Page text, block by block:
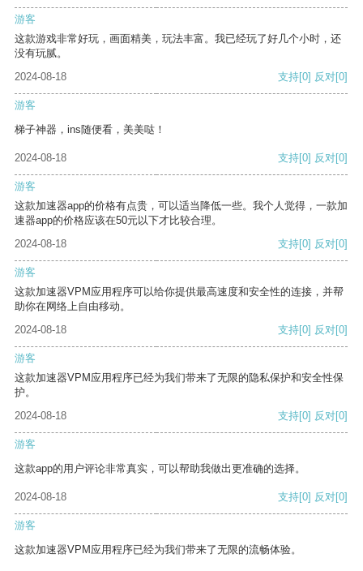
游客
这款游戏非常好玩，画面精美，玩法丰富。我已经玩了好几个小时，还
没有玩腻。
2024-08-18
支持[0] 反对[0]
游客
梯子神器，ins随便看，美美哒！
2024-08-18 支持[0] 反对[0]
游客
这款加速器app的价格有点贵，可以适当降低一些。我个人觉得，一款加
速器app的价格应该在50元以下才比较合理。
2024-08-18
支持[0] 反对[0]
游客
这款加速器VPM应用程序可以给你提供最高速度和安全性的连接，并帮
助你在网络上自由移动。
2024-08-18
支持[0] 反对[0]
游客
这款加速器VPM应用程序已经为我们带来了无限的隐私保护和安全性保
护。
2024-08-18
支持[0] 反对[0]
游客
这款app的用户评论非常真实，可以帮助我做出更准确的选择。
2024-08-18 支持[0] 反对[0]
游客
这款加速器VPM应用程序已经为我们带来了无限的流畅体验。